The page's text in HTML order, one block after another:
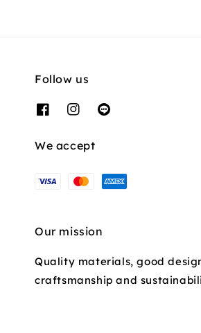
Follow us
We accept
Our mission
Quality materials, good
craftsmanship and